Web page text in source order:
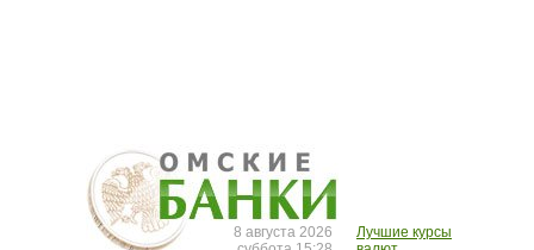
8 августа 2026
Лучшие курсы